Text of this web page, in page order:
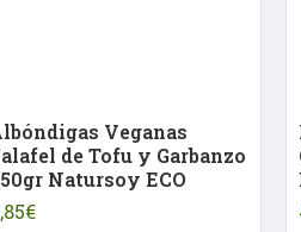
Veganas
de Tofu y Garbanzo
Natursoy ECO